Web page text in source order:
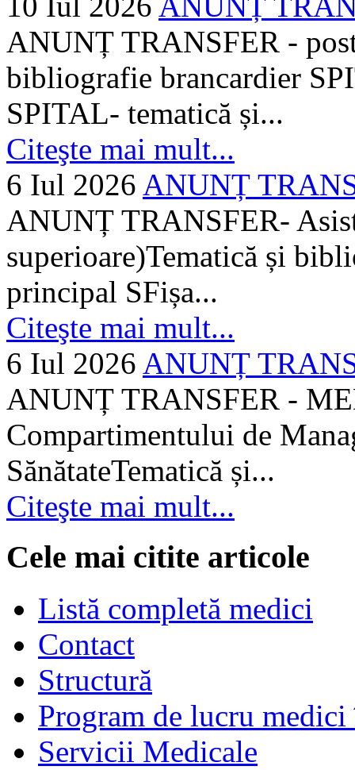
ANUNȚ TRANSFER -
bibliografie brancardier
SPITAL- tematică și...
Citeşte mai mult...
6 Iul 2026 ANUNȚ
ANUNȚ TRANSFER-
superioare)Tematică și
principal SFișa...
Citeşte mai mult...
6 Iul 2026 ANUNȚ
ANUNȚ TRANSFER -
Compartimentului de
SănătateTematică și...
Citeşte mai mult...
Cele mai citite articole
Listă completă medici
Contact
Structură
Program de lucru
Servicii Medicale